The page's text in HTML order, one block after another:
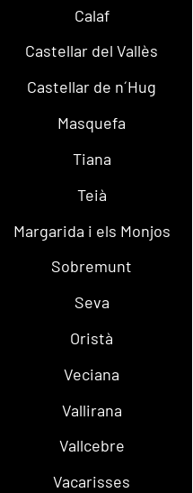
Calaf
Castellar del Vallès
Castellar de n´Hug
Masquefa
Tiana
Teià
Margarida i els Monjos
Sobremunt
Seva
Oristà
Veciana
Vallirana
Vallcebre
Vacarisses